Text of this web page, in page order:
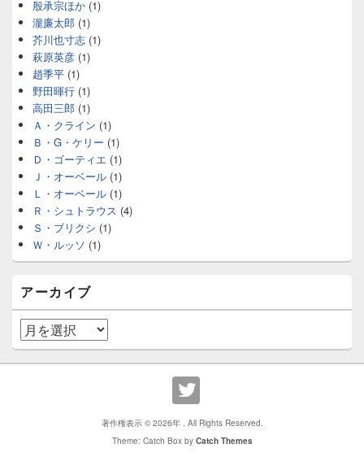
殷承宗ほか (1)
瀧廉太郎 (1)
芥川也寸志 (1)
萩原英彦 (1)
趙季平 (1)
野田暉行 (1)
高田三郎 (1)
Ａ・クライン (1)
Ｂ・G・ケリー (1)
Ｄ・ゴーティエ (1)
Ｊ・オーベール (1)
Ｌ・オーベール (1)
Ｒ・シュトラウス (4)
Ｓ・ブリクシ (1)
Ｗ・ルッソ (1)
アーカイブ
ア
ー
カ
著作権表示 © 2026年 . All Rights Reserved.
Theme: Catch Box by Catch Themes